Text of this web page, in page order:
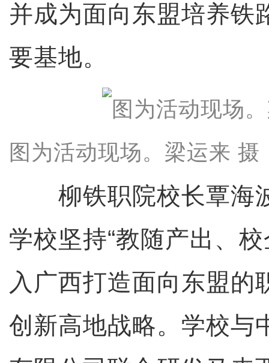
并成为面向东盟培养铁
要基地。
图为活动现场。梁运来 摄
柳铁职院校长覃海
学校坚持“教随产出、
入广西打造面向东盟的
创新高地战略。学校与